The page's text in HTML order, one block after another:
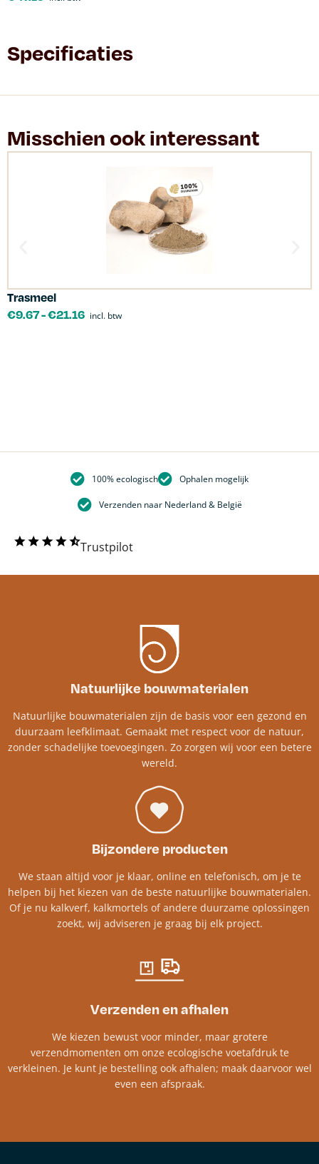
Specificaties
Misschien ook interessant
Trasmeel
€9.67-€21.16 incl. btw
100% ecologisch Ophalen mogelijk
Verzenden naar Nederland & België
Trustpilot
Natuurlijke bouwmaterialen
Natuurlijke bouwmaterialen zijn de basis voor een gezond en
duurzaam leefklimaat. Gemaakt met respect voor de natuur,
zonder schadelijke toevoegingen. Zo zorgen wij voor een betere
wereld.
Bijzondere producten
We staan altijd voor je klaar, online en telefonisch, om je te
helpen bij het kiezen van de beste natuurlijke bouwmaterialen.
Of je nu kalkverf, kalkmortels of andere duurzame oplossingen
zoekt, wij adviseren je graag bij elk project.​
Verzenden en afhalen
We kiezen bewust voor minder, maar grotere
verzendmomenten om onze ecologische voetafdruk te
verkleinen. Je kunt je bestelling ook afhalen; maak daarvoor wel
even een afspraak.